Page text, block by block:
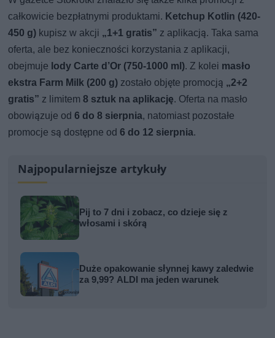
całkowicie bezpłatnymi produktami. Ketchup Kotlin (420-
450 g) kupisz w akcji „1+1 gratis” z aplikacją. Taka sama
oferta, ale bez konieczności korzystania z aplikacji,
obejmuje lody Carte d’Or (750-1000 ml). Z kolei masło
ekstra Farm Milk (200 g) zostało objęte promocją „2+2
gratis” z limitem8 sztuk na aplikację. Oferta na masło
obowiązuje od6 do 8 sierpnia, natomiast pozostałe
promocje są dostępne od6 do 12 sierpnia.
Najpopularniejsze artykuły
Pij to 7 dni i zobacz, co dzieje się z
włosami i skórą
Duże opakowanie słynnej kawy zaledwie
za 9,99? ALDI ma jeden warunek